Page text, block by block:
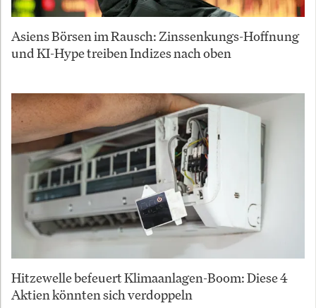
Asiens Börsen im Rausch: Zinssenkungs-Hoffnung
und KI-Hype treiben Indizes nach oben
Hitzewelle befeuert Klimaanlagen-Boom: Diese 4
Aktien könnten sich verdoppeln